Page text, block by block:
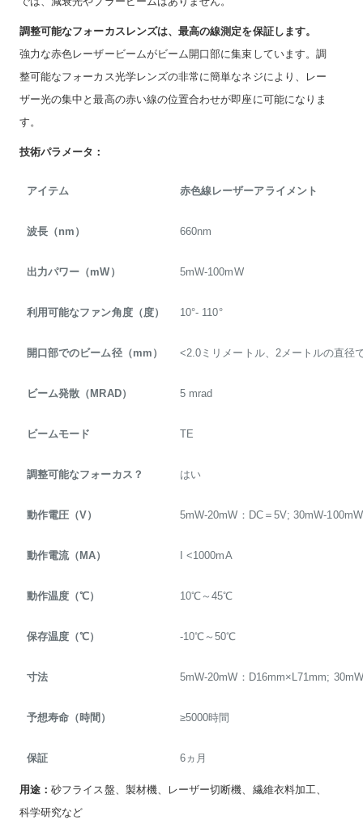
調整可能なフォーカスレンズは、最高の線測定を保証します。
強力な赤色レーザービームがビーム開口部に集束しています。調
整可能なフォーカス光学レンズの非常に簡単なネジにより、レー
ザー光の集中と最高の赤い線の位置合わせが即座に可能になりま
す。
技術パラメータ：
アイテム 赤色線レーザーアライメント
波長（nm） 660nm
出力パワー（mW） 5mW-100mW
利用可能なファン角度（度） 10°- 110°
開口部でのビーム径（mm） <2.0ミリメートル、2メートルの直径
ビーム発散（MRAD） 5 mrad
ビームモード TE
調整可能なフォーカス？ はい
動作電圧（V） 5mW-20mW：DC＝5V; 30mW-
動作電流（MA） I <1000mA
動作温度（℃） 10℃～45℃
保存温度（℃） -10℃～50℃
寸法 5mW-20mW：D16mm×L71mm;
予想寿命（時間） ≥5000時間
保証 6ヵ月
用途：砂フライス盤、製材機、レーザー切断機、繊維衣料加工、
科学研究など